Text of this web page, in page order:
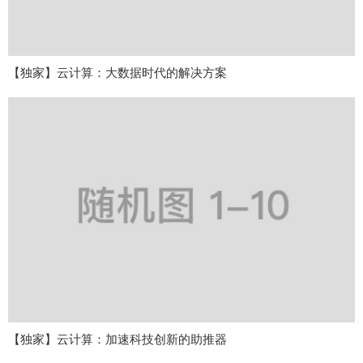
【独家】云计算：大数据时代的解决方案
【独家】云计算：加速科技创新的助推器